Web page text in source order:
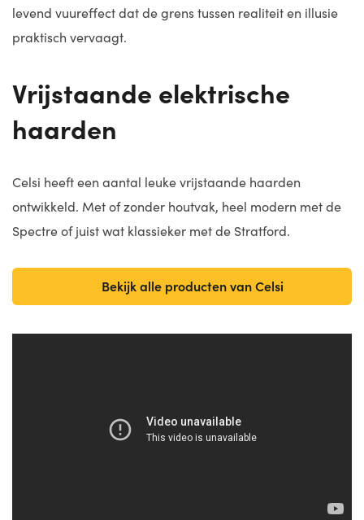
levend vuureffect dat de grens tussen realiteit en illusie
praktisch vervaagt.
Vrijstaande elektrische
haarden
Celsi heeft een aantal leuke vrijstaande haarden
ontwikkeld. Met of zonder houtvak, heel modern met de
Spectre of juist wat klassieker met de Stratford.
Bekijk alle producten van Celsi